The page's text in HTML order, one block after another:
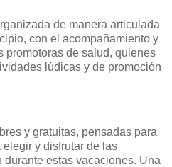
de manera articulada
con el acompañamiento y
promotoras de salud, quienes
lúdicas y de promoción
y gratuitas, pensadas para
y disfrutar de las
estas vacaciones. Una